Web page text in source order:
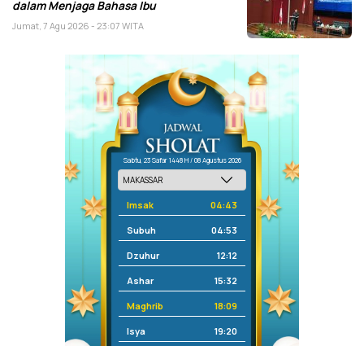
dalam Menjaga Bahasa Ibu
Jumat, 7 Agu 2026 - 23:07 WITA
Sabtu, 23 Safar 1448 H / 08 Agustus 2026
Imsak 04:43
Subuh 04:53
Dzuhur 12:12
Ashar 15:32
Maghrib 18:09
Isya 19:20